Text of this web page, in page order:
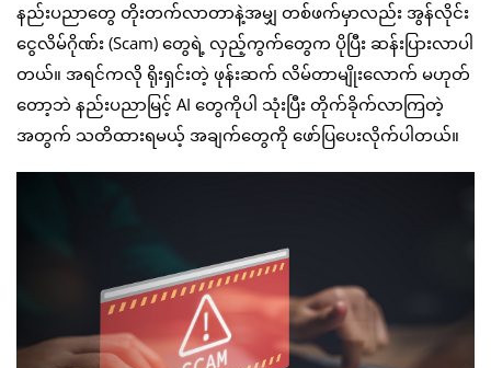
နည်းပညာတွေ တိုးတက်လာတာနဲ့အမျှ တစ်ဖက်မှာလည်း အွန်လိုင်း
ငွေလိမ်ဂိုဏ်း (Scam) တွေရဲ့ လှည့်ကွက်တွေက ပိုပြီး ဆန်းပြားလာပါ
တယ်။ အရင်ကလို ရိုးရှင်းတဲ့ ဖုန်းဆက် လိမ်တာမျိုးလောက် မဟုတ်
တော့ဘဲ နည်းပညာမြင့် AI တွေကိုပါ သုံးပြီး တိုက်ခိုက်လာကြတဲ့
အတွက် သတိထားရမယ့် အချက်တွေကို ဖော်ပြပေးလိုက်ပါတယ်။